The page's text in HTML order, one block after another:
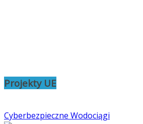
Projekty UE
Cyberbezpieczne Wodociągi